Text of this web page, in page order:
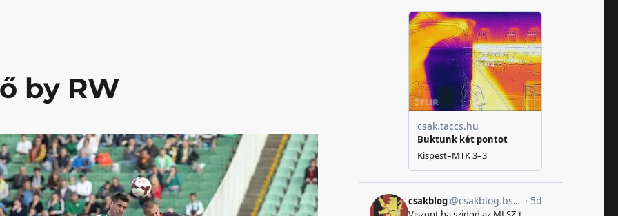
by RW